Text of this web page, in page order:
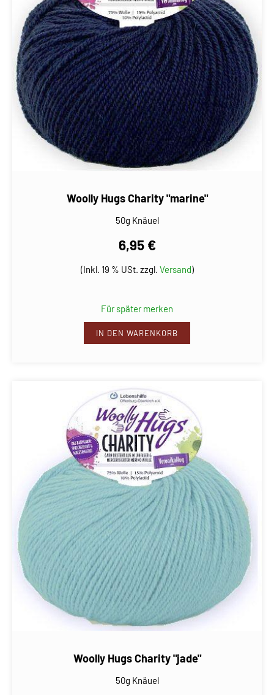
Woolly Hugs Charity "marine"
50g Knäuel
6,95 €
(Inkl. 19 % USt. zzgl. Versand)
Für später merken
IN DEN WARENKORB
Woolly Hugs Charity "jade"
50g Knäuel